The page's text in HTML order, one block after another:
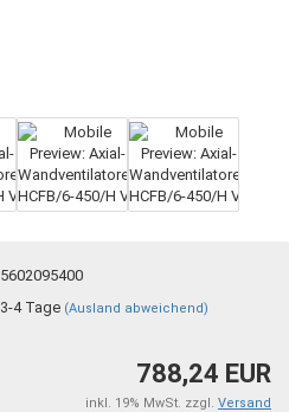
5602095400
3-4 Tage (Ausland abweichend)
788,24 EUR
inkl. 19% MwSt. zzgl. Versand